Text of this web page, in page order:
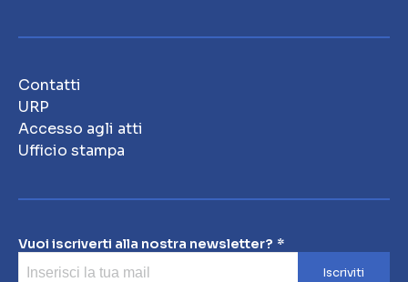
Contatti
URP
Accesso agli atti
Ufficio stampa
Vuoi iscriverti alla nostra newsletter?
Iscriviti